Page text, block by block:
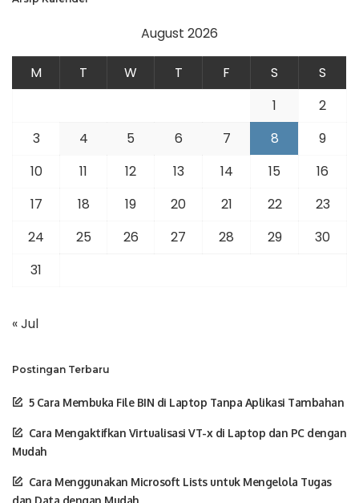
August 2026
M T W T F S
S
1
2
3
4 5 6 7 8
9
10
11 12 13 14 15
16
17
18 19 20 21 22
23
24
25 26 27 28 29
30
31
« Jul
Postingan Terbaru
5 Cara Membuka File BIN di Laptop Tanpa Aplikasi Tambahan
Cara Mengaktifkan Virtualisasi VT-x di Laptop dan PC dengan
Mudah
Cara Menggunakan Microsoft Lists untuk Mengelola Tugas
dan Data dengan Mudah